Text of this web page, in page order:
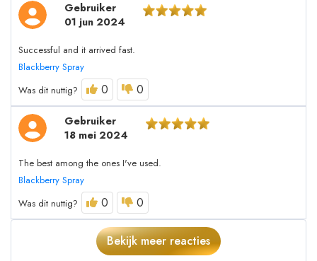
Gebruiker
01 jun 2024
Successful and it arrived fast.
Blackberry Spray
Was dit nuttig?
0 0
Gebruiker
18 mei 2024
The best among the ones I've used.
Blackberry Spray
Was dit nuttig?
0 0
Bekijk meer reacties